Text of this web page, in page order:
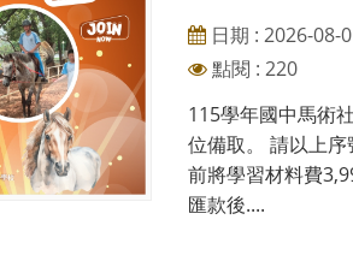
日期 : 2026-08-
點閱 : 220
115學年國中馬術
位備取。 請以上
前將學習材料費
匯款後....